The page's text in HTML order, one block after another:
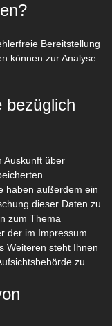
Bereitstellung
können zur Analyse
bezüglich
Auskunft über
haben außerdem ein
dieser Daten zu
zum Thema
der im Impressum
Weiteren steht Ihnen
zu.